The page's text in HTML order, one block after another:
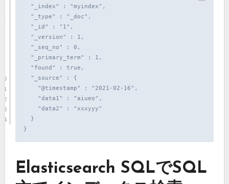
  "_index" : "myindex",
  "_type" : "_doc",
  "_id" : "1",
  "_version" : 1,
  "_seq_no" : 0,
  "_primary_term" : 1,
  "found" : true,
  "_source" : {
    "@timestamp" : "2021-02-16",
    "data1" : "aiueo",
    "data2" : "xxxyyy"
  }
Elasticsearch SQLでSQL